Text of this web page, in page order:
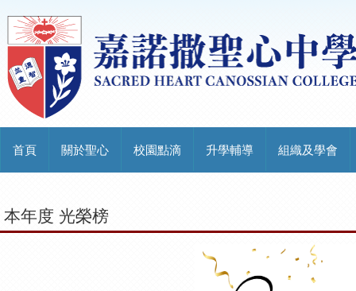
首頁 關於聖心 校園點滴 升學輔導 組織及學會
本年度 光榮榜